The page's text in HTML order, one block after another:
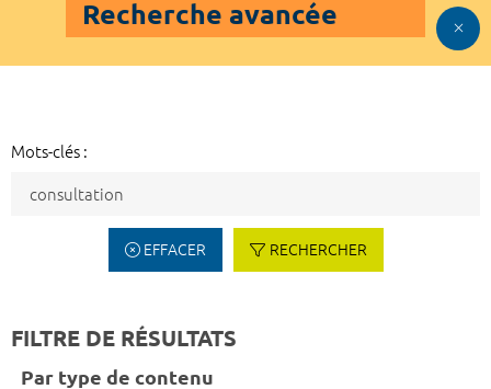
Recherche avancée
Mots-clés :
EFFACER RECHERCHER
FILTRE DE RÉSULTATS
Par type de contenu